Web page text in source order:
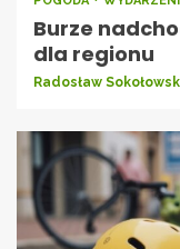
Burze
dla regionu
Radosław